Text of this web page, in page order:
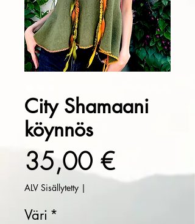
City Shamaani
köynnös
35,00 €Hinta
ALV Sisällytetty |
Väri *